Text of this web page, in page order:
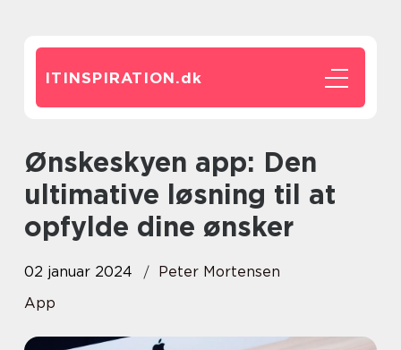
ITINSPIRATION.dk
Ønskeskyen app: Den
ultimative løsning til at
opfylde dine ønsker
02 januar 2024
Peter Mortensen
App